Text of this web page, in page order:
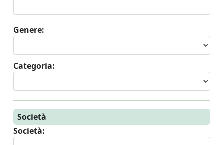
Genere:
Categoria:
Società
Società: